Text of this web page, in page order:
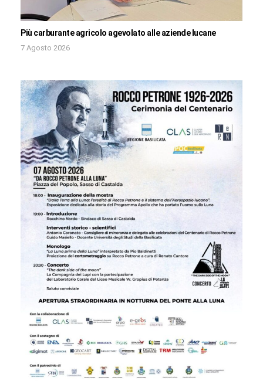
Più carburante agricolo agevolato alle aziende lucane
7 Agosto 2026